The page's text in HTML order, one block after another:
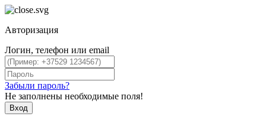
Авторизация
Логин, телефон или email
Забыли пароль?
Не заполнены необходимые поля!
Вход